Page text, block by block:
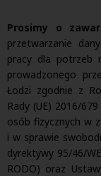
Prosimy o
przetwarzanie
pracy dla potrzeb
prowadzonego
Łodzi zgodnie z
Rady (UE) 2016/
osób fizycznych w
i w sprawie
dyrektywy 95/46/
RODO) oraz